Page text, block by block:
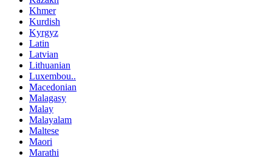
Khmer
Kurdish
Kyrgyz
Latin
Latvian
Lithuanian
Luxembou..
Macedonian
Malagasy
Malay
Malayalam
Maltese
Maori
Marathi